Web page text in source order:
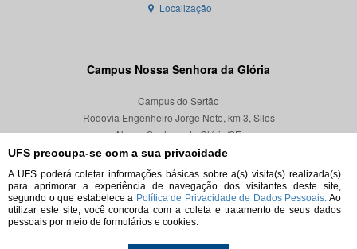
UFS preocupa-se com a sua privacidade
A UFS poderá coletar informações básicas sobre a(s) visita(s) realizada(s)
para aprimorar a experiência de navegação dos visitantes deste site,
segundo o que estabelece a Política de Privacidade de Dados Pessoais. Ao
utilizar este site, você concorda com a coleta e tratamento de seus dados
pessoais por meio de formulários e cookies.
Localização
Campus Nossa Senhora da Glória
Campus do Sertão
Rodovia Engenheiro Jorge Neto, km 3, Silos
Nossa Senhora da Glória/SE
CEP 49680-000
Localização